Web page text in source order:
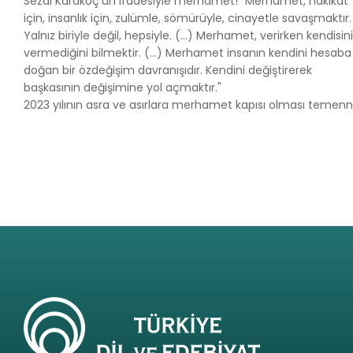
için, insanlık için, zulümle, sömürüyle, cinayetle savaşmaktır.
Yalnız biriyle değil, hepsiyle. (...) Merhamet, verirken
vermediğini bilmektir. (...) Merhamet insanın kendini
doğan bir özdeğişim davranışıdır. Kendini değiştirerek
başkasının değişimine yol açmaktır."
2023 yılının asra ve asırlara merhamet kapısı olması